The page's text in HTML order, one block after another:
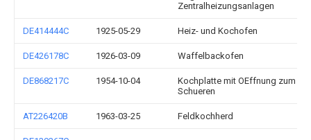
Zentralheizungsanlagen
DE414444C 1925-05-29 Heiz- und Kochofen
DE426178C 1926-03-09 Waffelbackofen
DE868217C 1954-10-04
Kochplatte mit OEffnung zum
Schueren
AT226420B 1963-03-25 Feldkochherd